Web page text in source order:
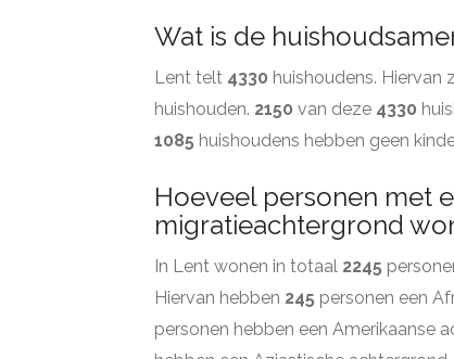
Wat is de
Lent telt 4330 huishoudens. Hiervan
huishouden. 2150 van deze 4330
1085 huishoudens hebben geen
Hoeveel personen met
migratieachtergrond
In Lent wonen in totaal 2245
Hiervan hebben 245 personen een
personen hebben een Amerikaanse